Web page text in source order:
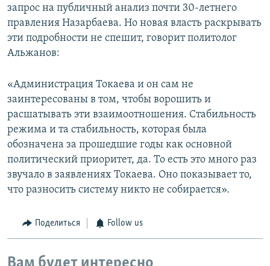
запрос на публичный анализ почти 30-летнего
правления Назарбаева. Но новая власть раскрывать
эти подробности не спешит, говорит политолог
Альжанов:
«Администрация Токаева и он сам не
заинтересованы в том, чтобы ворошить и
расшатывать эти взаимоотношения. Стабильность
режима и та стабильность, которая была
обозначена за прошедшие годы как основной
политический приоритет, да. То есть это много раз
звучало в заявлениях Токаева. Оно показывает то,
что разносить систему никто не собирается».
Поделиться Follow us